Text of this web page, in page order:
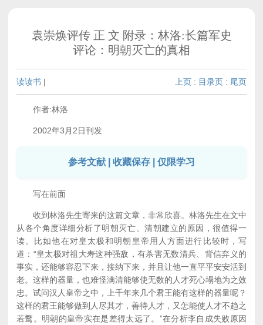
袁崇焕评传 正 文 附录：林洛:长篇军史
评论：明朝灭亡的真相
读读书 | 上页 : 目录页 : 尾页
作者:林洛
2002年3月2日刊发
参考文献 | 收藏保存 | 仅限学习
写在前面
收到林洛先生寄来的这篇文章，非常欣喜。林洛先生在文中
从各个角度详细分析了明朝灭亡、清朝建立的原因，很值得一
读。比如他在对皇太极和明朝皇帝用人方面进行比较时，写
道：“皇太极对祖大寿这种强敌，有杀害无数清兵、背信弃义的
事实，还能够容忍下来，接纳下来，并且让他一直平平安安活到
老。这样的器量，也难怪满清能够使无数的人才死心塌地为之效
忠。试问汉人皇帝之中，上千年来几个君王能有这样的器量呢？
这样的君王能够做到人尽其才，善待人才，又怎能使人才不趋之
若鹜。明朝的皇帝实在是差得太远了。”在分析李自成失败原因